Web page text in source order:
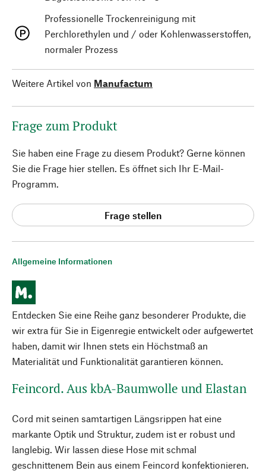
Allgemeine Informationen
Entdecken Sie eine Reihe ganz besonderer Produkte, die
wir extra für Sie in Eigenregie entwickelt oder aufgewertet
haben, damit wir Ihnen stets ein Höchstmaß an
Materialität und Funktionalität garantieren können.
Feincord. Aus kbA-Baumwolle und Elastan
Cord mit seinen samtartigen Längsrippen hat eine
markante Optik und Struktur, zudem ist er robust und
langlebig. Wir lassen diese Hose mit schmal
geschnittenem Bein aus einem Feincord konfektionieren.
Professionelle Trockenreinigung mit
Perchlorethylen und / oder Kohlenwasserstoffen,
normaler Prozess
Weitere Artikel von Manufactum
Frage zum Produkt
Sie haben eine Frage zu diesem Produkt? Gerne können
Sie die Frage hier stellen. Es öffnet sich Ihr E-Mail-
Programm.
Frage stellen